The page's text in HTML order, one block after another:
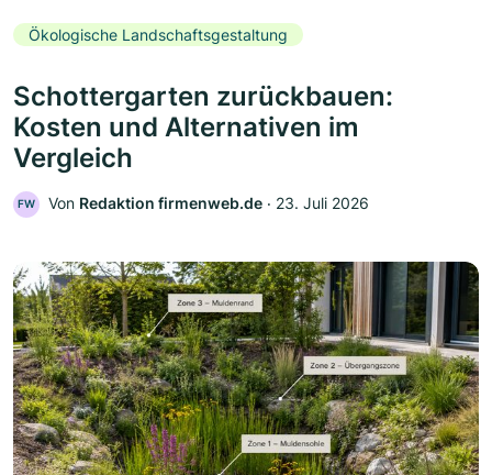
Ökologische Landschaftsgestaltung
Schottergarten zurückbauen:
Kosten und Alternativen im
Vergleich
FW Von Redaktion firmenweb.de ‧ 23. Juli 2026